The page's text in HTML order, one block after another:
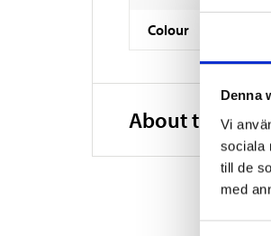
Denna
Vi
sociala
till de
med
Colour
About the